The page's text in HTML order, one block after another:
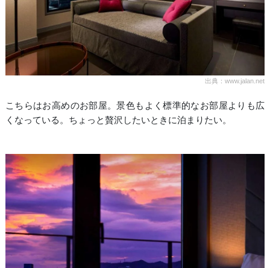
出典：www.jalan.net
こちらはお高めのお部屋。景色もよく標準的なお部屋よりも広
くなっている。ちょっと贅沢したいときに泊まりたい。